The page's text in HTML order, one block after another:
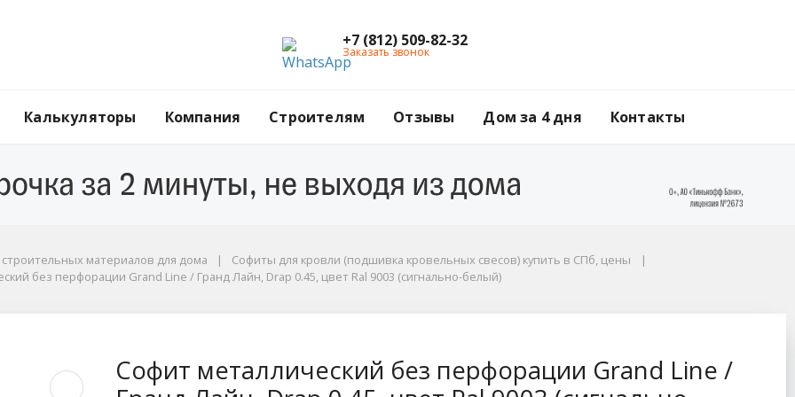
+7 (812) 509-82-32
Заказать звонок
Калькуляторы Компания Строителям Отзывы Дом за 4 дня Контакты
цвет Ral 9003 (сигнально-белый)
строительных материалов для дома
Софиты для кровли (подшивка кровельных свесов) купить в СПб, цены
без перфорации Grand Line / Гранд Лайн, Drap 0.45, цвет Ral 9003 (сигнально-белый)
Софит металлический без перфорации Grand Line /